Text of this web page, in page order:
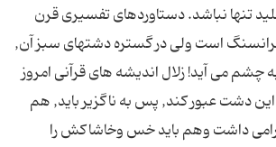
تنها نباشد. دستاوردهاى تفسیرى قرن
است ولى در گستره دشتهاى سبز آن,
مى آید! زلال اندیشه هاى قرآنى امروز
دشت عبور كند, پس به ناگزیر باید, هم
داشت وهم باید خس وخاشاكش را